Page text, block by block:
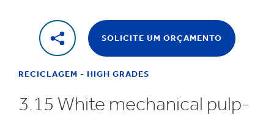
SOLICITE UM ORÇAMENTO
RECICLAGEM - HIGH GRADES
3.15 White mechanical pulp-